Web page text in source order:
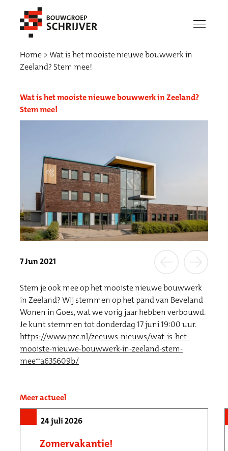
menu
Werken bij
Home
Wat is het mooiste nieuwe bouwwerk in
Zeeland? Stem mee!
Wat is het mooiste nieuwe bouwwerk in Zeeland?
Stem mee!
7 Jun 2021
Stem je ook mee op het mooiste nieuwe bouwwerk
in Zeeland? Wij stemmen op het pand van Beveland
Wonen in Goes, wat we vorig jaar hebben verbouwd.
Je kunt stemmen tot donderdag 17 juni 19:00 uur.
https://www.pzc.nl/zeeuws-nieuws/wat-is-het-
mooiste-nieuwe-bouwwerk-in-zeeland-stem-
mee~a635609b/
Meer actueel
24 juli 2026
Zomervakantie!